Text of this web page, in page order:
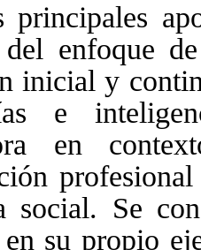
principales
enfoque
inicial y
e
en
social. Se
su propio